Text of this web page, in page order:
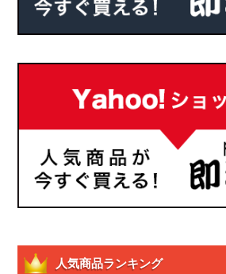
人気商品ランキング